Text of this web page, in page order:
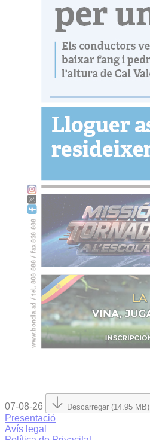
07-08-26 Descarregar (14.95 MB)
Presentació
Avís legal